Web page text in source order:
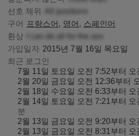
선호 체위
구어
프랑스어 영어
스페인어
환상
가입일자 2015년 7월 16일 목요일
최근 로그인
7월 11일 토요일 오전 7:52부터 오
2월 20일 금요일 오전 12:36부터
2월 18일 수요일 오전 6:33부터 오
2월 14일 토요일 오전 7:21부터 오
분
2월 13일 금요일 오전 9:20부터 오
2월 13일 금요일 오전 8:31부터 오